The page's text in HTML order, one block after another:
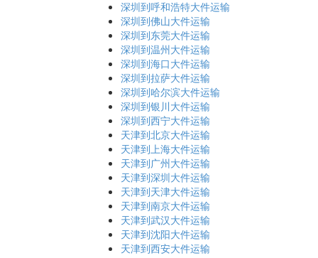
深圳到呼和浩特大件运输
深圳到佛山大件运输
深圳到东莞大件运输
深圳到温州大件运输
深圳到海口大件运输
深圳到拉萨大件运输
深圳到哈尔滨大件运输
深圳到银川大件运输
深圳到西宁大件运输
天津到北京大件运输
天津到上海大件运输
天津到广州大件运输
天津到深圳大件运输
天津到天津大件运输
天津到南京大件运输
天津到武汉大件运输
天津到沈阳大件运输
天津到西安大件运输